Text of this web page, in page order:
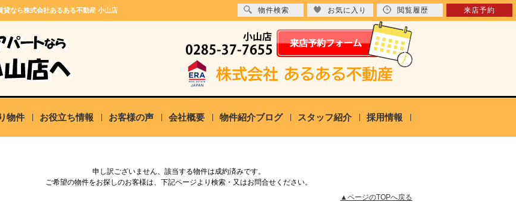
なら株式会社あるある不動産 小山店 物件検索 お気に入り 閲覧履歴 来店予約
物件 お役立ち情報 お客様の声 会社概要 物件紹介ブログ スタッフ紹介 採用情報
申し訳ございません、該当する物件は成約済みです。
ご希望の物件をお探しのお客様は、下記ページより検索・又はお問合せください。
▲ページのTOPへ戻る